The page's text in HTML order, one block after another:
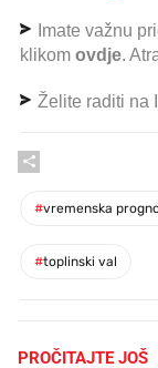
Imate važnu
klikom ovdje.
Želite raditi na
#vremenska
#toplinski val
PROČITAJTE JOŠ